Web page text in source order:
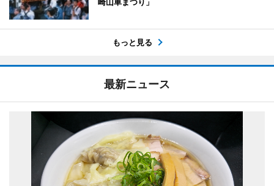
もっと見る
最新ニュース